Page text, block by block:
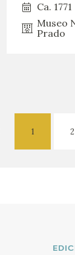
Ca. 1771
Museo
Prado
1 2